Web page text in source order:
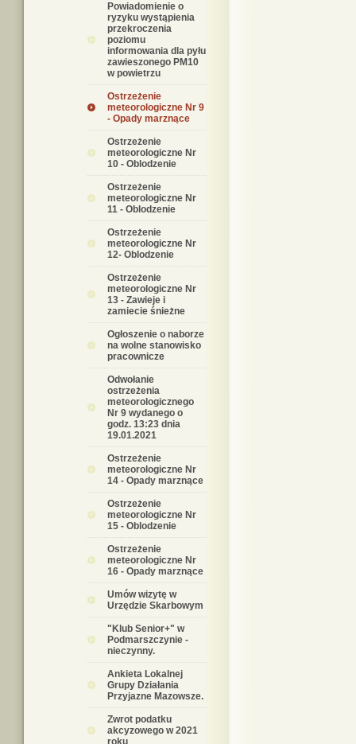
Powiadomienie o
ryzyku wystąpienia
przekroczenia
poziomu
informowania dla pyłu
zawieszonego PM10
w powietrzu
Ostrzeżenie
meteorologiczne Nr 9
- Opady marznące
Ostrzeżenie
meteorologiczne Nr
10 - Oblodzenie
Ostrzeżenie
meteorologiczne Nr
11 - Oblodzenie
Ostrzeżenie
meteorologiczne Nr
12- Oblodzenie
Ostrzeżenie
meteorologiczne Nr
13 - Zawieje i
zamiecie śnieżne
Ogłoszenie o naborze
na wolne stanowisko
pracownicze
Odwołanie
ostrzeżenia
meteorologicznego
Nr 9 wydanego o
godz. 13:23 dnia
19.01.2021
Ostrzeżenie
meteorologiczne Nr
14 - Opady marznące
Ostrzeżenie
meteorologiczne Nr
15 - Oblodzenie
Ostrzeżenie
meteorologiczne Nr
16 - Opady marznące
Umów wizytę w
Urzędzie Skarbowym
"Klub Senior+" w
Podmarszczynie -
nieczynny.
Ankieta Lokalnej
Grupy Działania
Przyjazne Mazowsze.
Zwrot podatku
akcyzowego w 2021
roku